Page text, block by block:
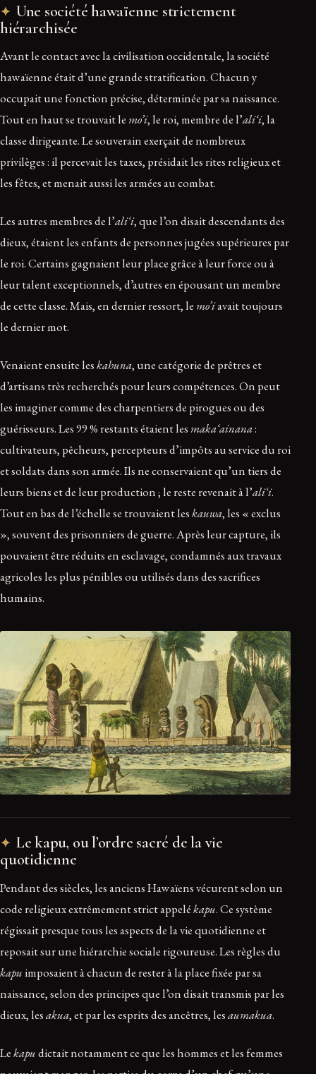
Une société hawaïenne strictement
hiérarchisée
Avant le contact avec la civilisation occidentale, la société
hawaïenne était d’une grande stratification. Chacun y
occupait une fonction précise, déterminée par sa naissance.
Tout en haut se trouvait le mo’i, le roi, membre de l’ali‘i, la
classe dirigeante. Le souverain exerçait de nombreux
privilèges : il percevait les taxes, présidait les rites religieux et
les fêtes, et menait aussi les armées au combat.
Les autres membres de l’ali‘i, que l’on disait descendants des
dieux, étaient les enfants de personnes jugées supérieures par
le roi. Certains gagnaient leur place grâce à leur force ou à
leur talent exceptionnels, d’autres en épousant un membre
de cette classe. Mais, en dernier ressort, le mo’iavait toujours
le dernier mot.
Venaient ensuite leskahuna, une catégorie de prêtres et
d’artisans très recherchés pour leurs compétences. On peut
les imaginer comme des charpentiers de pirogues ou des
guérisseurs. Les 99 % restants étaient les maka‘ainana:
cultivateurs, pêcheurs, percepteurs d’impôts au service du roi
et soldats dans son armée. Ils ne conservaient qu’un tiers de
leurs biens et de leur production ; le reste revenait à l’ali‘i.
Tout en bas de l’échelle se trouvaient leskauwa, les « exclus
», souvent des prisonniers de guerre. Après leur capture, ils
pouvaient être réduits en esclavage, condamnés aux travaux
agricoles les plus pénibles ou utilisés dans des sacrifices
humains.
Le kapu, ou l’ordre sacré de la vie
quotidienne
Pendant des siècles, les anciens Hawaïens vécurent selon un
code religieux extrêmement strict appelékapu. Ce système
régissait presque tous les aspects de la vie quotidienne et
reposait sur une hiérarchie sociale rigoureuse. Les règles du
kapuimposaient à chacun de rester à la place fixée par sa
naissance, selon des principes que l’on disait transmis par les
dieux, lesakua, et par les esprits des ancêtres, lesaumakua.
Lekapudictait notamment ce que les hommes et les femmes